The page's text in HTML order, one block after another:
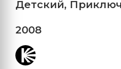
Детский,
2008